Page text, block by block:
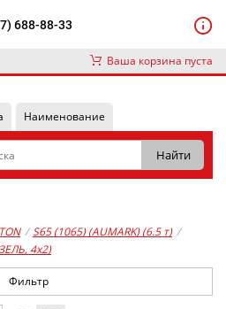
688-88-33
Ваша корзина пуста
Наименование
/ S65 (1065) (AUMARK) (6.5 т) /
4x2)
Фильтр